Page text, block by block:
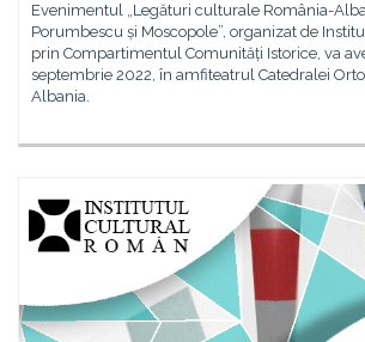
Evenimentul „Legături culturale România-
Porumbescu și Moscopole”, organizat de
prin Compartimentul Comunități Istorice, va
septembrie 2022, în amfiteatrul Catedralei
Albania.